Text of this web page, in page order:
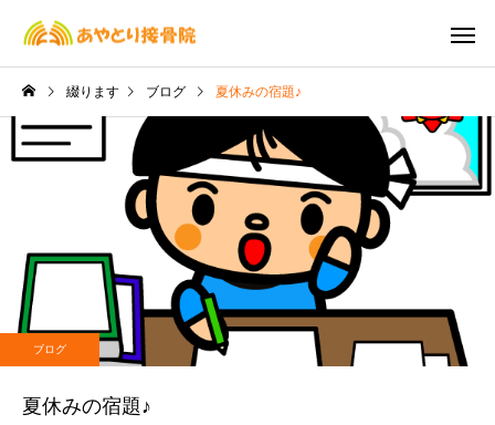
交通事故治療
ブログ
【７月のおしらせ】 ６月８日(木) 休診
綴ります ブログ 夏休みの宿題♪
ブログ
夏休みの宿題♪